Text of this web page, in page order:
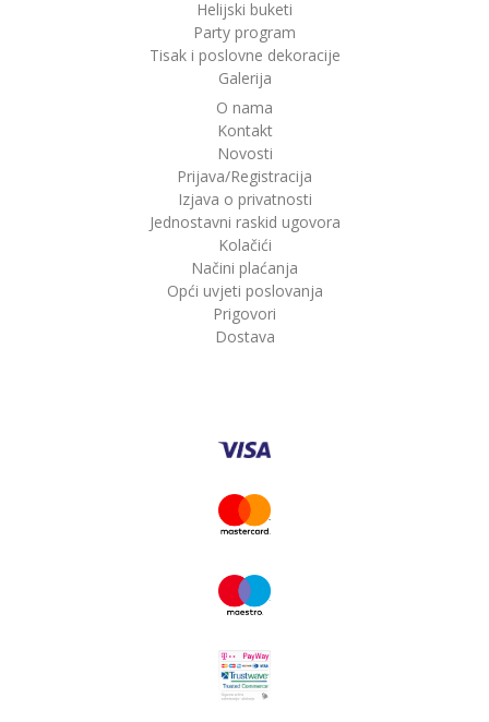
Helijski buketi
Party program
Tisak i poslovne dekoracije
Galerija
O nama
Kontakt
Novosti
Prijava/Registracija
Izjava o privatnosti
Jednostavni raskid ugovora
Kolačići
Načini plaćanja
Opći uvjeti poslovanja
Prigovori
Dostava